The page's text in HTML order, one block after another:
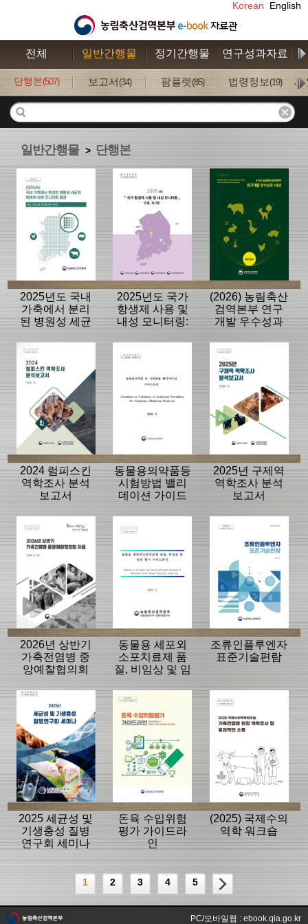
Korean English
전체 일반간행물 정기간행물 연구성과자료
단행본(507) 보고서 (34) 팜플렛 (85) 법령정보(19) 사
일반간행물 > 단행본
2025년도 국내
가축에서 분리
된 병원성 세균
모니터링 결과
2025년도 국가
항생제 사용 및
내성 모니터링:
(2026) 농림축산
검역본부 연구
개발 우수성과
2024 럼피스킨
역학조사 분석
보고서
동물용의약품등
시험방법 밸리
데이션 가이드
2025년 구제역
역학조사 분석
보고서
2026년 상반기
가축전염병 중
앙예찰협의회
동물용 세포외
소포치료제 품
질, 비임상 및 임
라인
조류인플루엔자
표준기술편람
2025 세균성 및
기생충성 질병
연구회 세미나
돈육 수입위험
평가 가이드라
인
(2025) 국제수의
역학 워크숍
1 2 3 4 5
PC/모바일웹 : ebook.qia.go.kr